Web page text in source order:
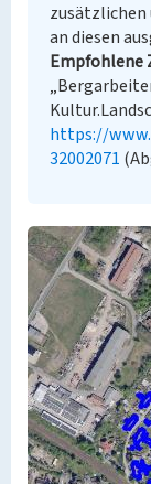
zusätzlichen
an diesen
Empfohlene
https://
32002071